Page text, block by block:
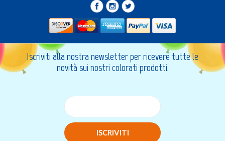
Iscriviti alla nostra newsletter per ricevere tutte le
novità sui nostri colorati prodotti.
ISCRIVITI